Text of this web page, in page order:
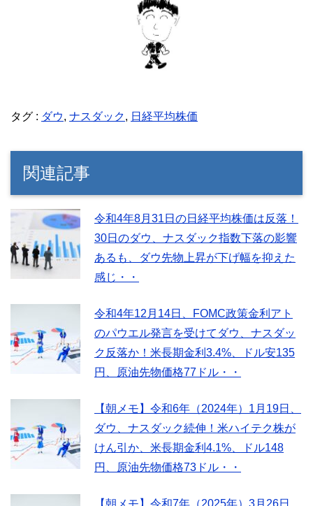
タグ : ダウ, ナスダック, 日経平均株価
関連記事
令和4年8月31日の日経平均株価は反落！
30日のダウ、ナスダック指数下落の影響
あるも、ダウ先物上昇が下げ幅を抑えた
感じ・・
令和4年12月14日、FOMC政策金利アト
のパウエル発言を受けてダウ、ナスダッ
ク反落か！米長期金利3.4%、ドル安135
円、原油先物価格77ドル・・
【朝メモ】令和6年（2024年）1月19日、
ダウ、ナスダック続伸！米ハイテク株が
けん引か、米長期金利4.1%、ドル148
円、原油先物価格73ドル・・